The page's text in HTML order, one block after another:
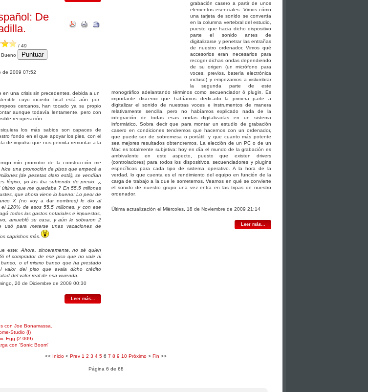
De
/ 49
Bueno
de 2009 07:52
en una crisis sin precedentes, debida a un
cuyo incierto final está aún por
cercanos, han tocado ya su propio
aunque todavía lentamente, pero con
recuperación.
los más sabios son capaces de
fondo en el que apoyar los pies, con el
de impulso que nos permita remontar a la
mío promotor de la construcción me
una promoción de pisos que empecé a
(de pesetas claro está), se vendían
lógico, yo los iba subiendo de precio. ¿
que me quedaba ? En 55,5 millones
que ahora viene lo bueno: Lo peor de
X (no voy a dar nombres) le dio al
120% de esos 55,5 millones, y con ese
todos los gastos notariales e impuestos,
amuebló su casa, y aún le sobraron 2
usó para meterse unas vacaciones de
caprichos más.
este: Ahora, sinceramente, no sé quien
el comprador de ese piso que no vale ni
o el mismo banco que ha prestado
valor del piso que avala dicho crédito
del valor real de esa vivienda.
20 de Diciembre de 2009 00:30
Leer más...
grabación casero a partir de unos
elementos esenciales. Vimos cómo
una tarjeta de sonido se convertía
en la columna vertebral del estudio,
puesto que hacia dicho dispositivo
parte el sonido antes de
digitalizarse y penetrar las entrañas
de nuestro ordenador. Vimos qué
accesorios eran necesarios para
recoger dichas ondas dependiendo
de su origen (un micrófono para
voces, previos, batería electrónica
incluso) y empezamos a vislumbrar
la segunda parte de este
monográfico adelantando términos como secuenciador ó plugin. Es
importante discernir que habíamos dedicado la primera parte a
digitalizar el sonido de nuestras voces e instrumentos de manera
relativamente sencilla, pero no habíamos explicado nada de la
integración de todas esas ondas digitalizadas en un sistema
informático. Sobra decir que para montar un estudio de grabación
casero en condiciones tendremos que hacernos con un ordenador,
que puede ser de sobremesa o portátil, y que cuanto más potente
sea mejores resultados obtendremos. La elección de un PC o de un
Mac es totalmente subjetiva: hoy en día el mundo de la grabación es
ambivalente en este aspecto, puesto que existen drivers
(controladores) para todos los dispositivos, secuenciadores y plugins
específicos para cada tipo de sistema operativo. A la hora de la
verdad, lo que cuenta es el rendimiento del equipo en función de la
carga de trabajo a la que le sometemos. Veamos en qué se convierte
el sonido de nuestro grupo una vez entra en las tripas de nuestro
ordenador.
Última actualización el Miércoles, 18 de Noviembre de 2009 21:14
Leer más...
con Joe Bonamassa.
Studio (I)
Egg (2.009)
con 'Sonic Boom'
<< Inicio < Prev 1 2 3 4 5 6 7 8 9 10 Próximo > Fin >>
Página 6 de 68